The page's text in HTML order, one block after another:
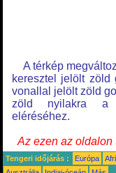
A térkép
keresztel jelölt zöld
vonallal jelölt zöld
zöld nyilakra a
eléréséhez.
Az ezen az oldalon
Tengeri időjárás : Európa